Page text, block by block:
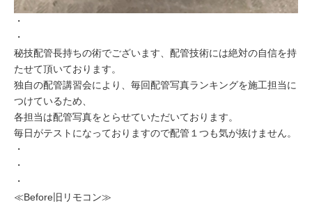
・
・
秘技配管長持ちの術でございます、配管技術には絶対の自信を持
たせて頂いております。
独自の配管講習会により、毎回配管写真ランキングを施工担当に
つけているため、
各担当は配管写真をとらせていただいております。
毎日がテストになっておりますので配管１つも気が抜けません。
・
・
・
≪Before旧リモコン≫